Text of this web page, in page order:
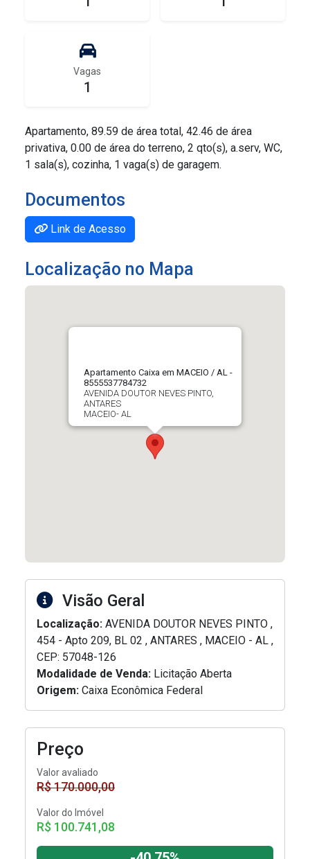
Vagas
1
Apartamento, 89.59 de área total, 42.46 de área
privativa, 0.00 de área do terreno, 2 qto(s), a.serv, WC,
1 sala(s), cozinha, 1 vaga(s) de garagem.
Documentos
Link de Acesso
Localização no Mapa
Apartamento Caixa em MACEIO / AL -
8555537784732
AVENIDA DOUTOR NEVES PINTO,
ANTARES
MACEIO- AL
Visão Geral
Localização: AVENIDA DOUTOR NEVES PINTO ,
454 - Apto 209, BL 02 , ANTARES , MACEIO - AL ,
CEP: 57048-126
Modalidade de Venda: Licitação Aberta
Origem: Caixa Econômica Federal
Preço
Valor avaliado
R$ 170.000,00
Valor do Imóvel
R$ 100.741,08